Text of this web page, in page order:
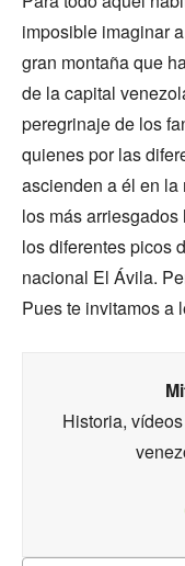
imposible imaginar
gran montaña que
de la capital
peregrinaje de los
quienes por las
ascienden a él en
los más
los diferentes picos
nacional El Ávila.
Pues te invitamos a
Historia,